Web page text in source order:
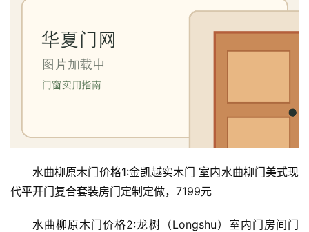
门
套
水曲柳原木门价格1:金凯越实木门 室内水曲柳门美式现
代平开门复合套装房门定制定做，7199元
水曲柳原木门价格2:龙树（Longshu）室内门房间门